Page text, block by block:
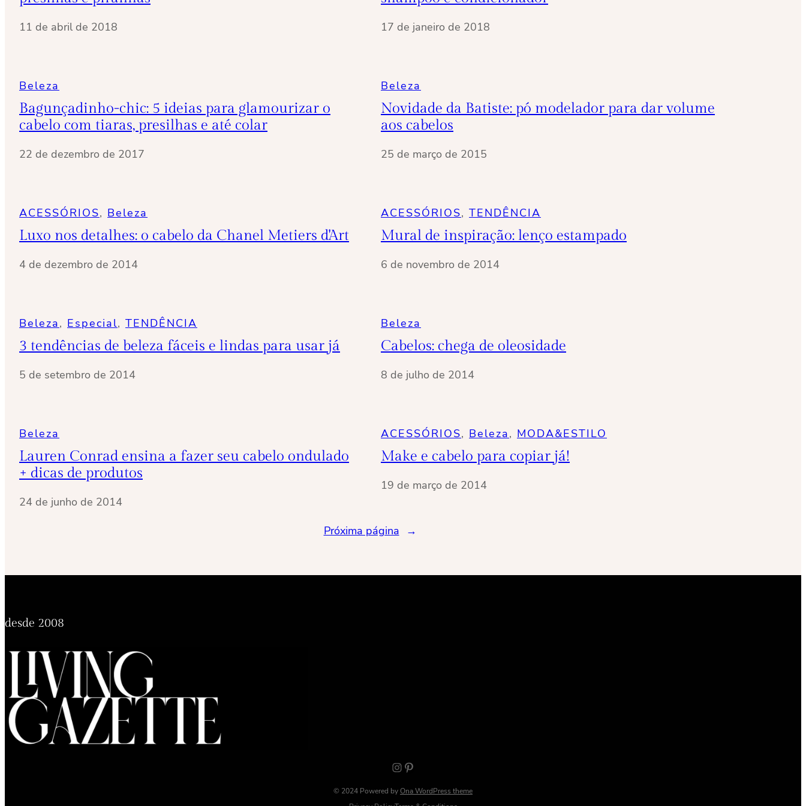
11 de abril de 2018 17 de janeiro de 2018
Beleza
Bagunçadinho-chic: 5 ideias para glamourizar o
cabelo com tiaras, presilhas e até colar
22 de dezembro de 2017
Beleza
Novidade da Batiste: pó modelador para dar volume
aos cabelos
25 de março de 2015
ACESSÓRIOS, Beleza
Luxo nos detalhes: o cabelo da Chanel Metiers d'Art
4 de dezembro de 2014
ACESSÓRIOS, TENDÊNCIA
Mural de inspiração: lenço estampado
6 de novembro de 2014
Beleza, Especial, TENDÊNCIA
3 tendências de beleza fáceis e lindas para usar já
5 de setembro de 2014
Beleza
Cabelos: chega de oleosidade
8 de julho de 2014
Beleza
Lauren Conrad ensina a fazer seu cabelo ondulado
+ dicas de produtos
24 de junho de 2014
ACESSÓRIOS, Beleza, MODA&ESTILO
Make e cabelo para copiar já!
19 de março de 2014
Próxima página →
desde 2008
Instagram Pinterest
© 2024 Powered byOna WordPress theme